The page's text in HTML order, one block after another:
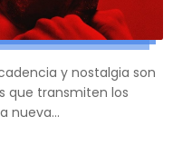
y nostalgia son
que transmiten los
nueva...